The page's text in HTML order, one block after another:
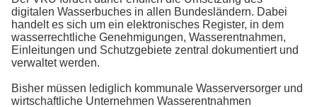
digitalen Wasserbuches in allen Bundesländern. Dabei
handelt es sich um ein elektronisches Register, in dem
wasserrechtliche Genehmigungen, Wasserentnahmen,
Einleitungen und Schutzgebiete zentral dokumentiert und
verwaltet werden.
Bisher müssen lediglich kommunale Wasserversorger und
wirtschaftliche Unternehmen Wasserentnahmen